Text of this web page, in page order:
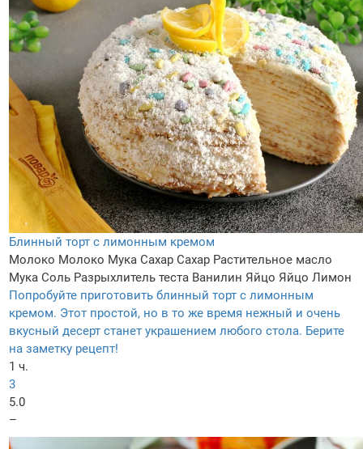
Блинный торт с лимонным кремом
Молоко Молоко Мука Сахар Сахар Растительное масло
Мука Соль Разрыхлитель теста Ванилин Яйцо Яйцо Лимон
Попробуйте приготовить блинный торт с лимонным
кремом. Этот простой, но в то же время нежный и очень
вкусный десерт станет украшением любого стола. Берите
на заметку рецепт!
1 ч.
3
5.0
–